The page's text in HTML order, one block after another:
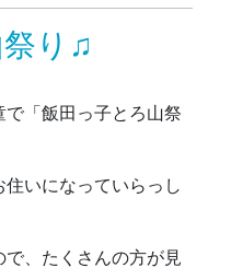
り♫
「飯田っ子とろ山祭
いになっていらっし
、たくさんの方が見